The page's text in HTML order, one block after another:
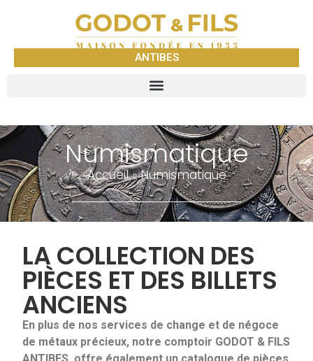
ANTIBES
Numismatique
Accueil»Numismatique
LA COLLECTION DES
PIÈCES ET DES BILLETS
ANCIENS
En plus de nos services de change et de négoce
de métaux précieux, notre comptoir GODOT & FILS
ANTIBES offre également un catalogue de pièces